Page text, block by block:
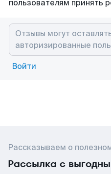
пользователям принять
Войти
Рассказываем о
Рассылка с